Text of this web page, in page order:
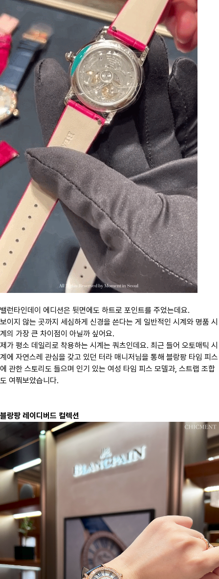
밸런타인데이 에디션은 뒷면에도 하트로 포인트를 주었는데요.
보이지 않는 곳까지 세심하게 신경을 쓴다는 게 일반적인 시계와 명품 시
계의 가장 큰 차이점이 아닐까 싶어요.
제가 평소 데일리로 착용하는 시계는 쿼츠인데요. 최근 들어 오토매틱 시
계에 자연스레 관심을 갖고 있던 터라 매니저님을 통해 블랑팡 타임 피스
에 관한 스토리도 들으며 인기 있는 여성 타임 피스 모델과, 스트랩 조합
도 여쭤보았습니다.
블랑팡 레이디버드 컬렉션